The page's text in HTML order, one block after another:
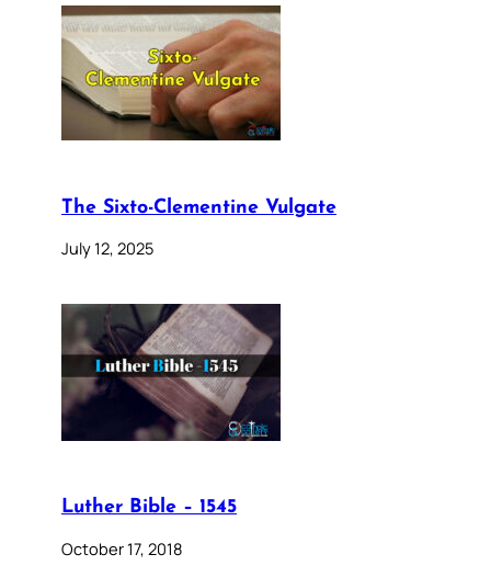
The Sixto-Clementine Vulgate
July 12, 2025
Luther Bible – 1545
October 17, 2018